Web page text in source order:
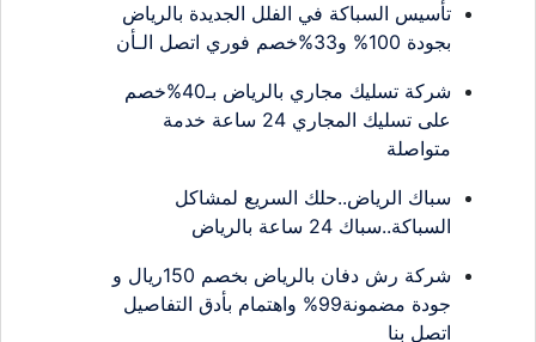
تأسيس السباكة في الفلل الجديدة بالرياض
بجودة 100% و33%خصم فوري اتصل الـأن
شركة تسليك مجاري بالرياض بـ40%خصم
على تسليك المجاري 24 ساعة خدمة
متواصلة
سباك الرياض..حلك السريع لمشاكل
السباكة..سباك 24 ساعة بالرياض
شركة رش دفان بالرياض بخصم 150ريال و
جودة مضمونة99% واهتمام بأدق التفاصيل
اتصل بنا